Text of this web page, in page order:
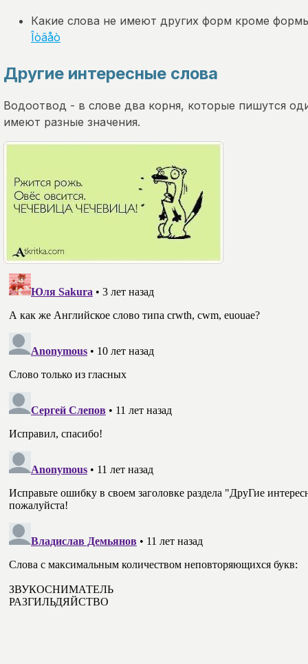
Какие слова не имеют других форм кроме
Îòâåò
Другие интересные слова
Водоотвод - в слове два корня, которые пишутся
имеют разные значения.